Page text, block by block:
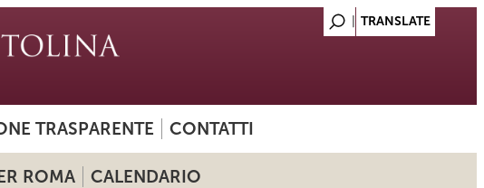
TRASPARENTE CONTATTI
ROMA CALENDARIO